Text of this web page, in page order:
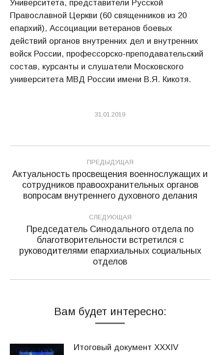
Университета, представители Русской
Православной Церкви (60 священников из 20
епархий), Ассоциации ветеранов боевых
действий органов внутренних дел и внутренних
войск России, профессорско-преподавательский
состав, курсанты и слушатели Московского
университета МВД России имени В.Я. Кикотя.
31.01.2019
Навигация
по
записям
ПРЕДЫДУЩАЯ
Предыдущая
запись:
Актуальность просвещения военнослужащих и
сотрудников правоохранительных органов
вопросам внутреннего духовного делания
СЛЕДУЮЩАЯ
Следующая
запись:
Председатель Синодального отдела по
благотворительности встретился с
руководителями епархиальных социальных
отделов
Вам будет интересно:
Итоговый документ XXХIV